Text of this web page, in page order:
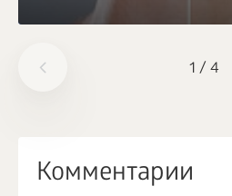
1 / 4
Комментарии